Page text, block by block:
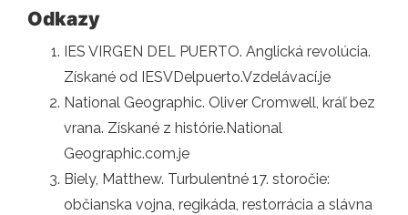
Odkazy
IES VIRGEN DEL PUERTO. Anglická revolúcia.
Získané od IESVDelpuerto.Vzdelávací.je
National Geographic. Oliver Cromwell, kráľ bez
vrana. Získané z histórie.National
Geographic.com.je
Biely, Matthew. Turbulentné 17. storočie:
občianska vojna, regikáda, restorrácia a slávna